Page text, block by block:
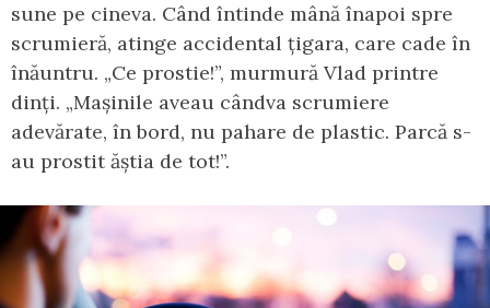
sune pe cineva. Când întinde mână înapoi spre
scrumieră, atinge accidental țigara, care cade în
înăuntru. „Ce prostie!”, murmură Vlad printre
dinți. „Mașinile aveau cândva scrumiere
adevărate, în bord, nu pahare de plastic. Parcă s-
au prostit ăștia de tot!”.